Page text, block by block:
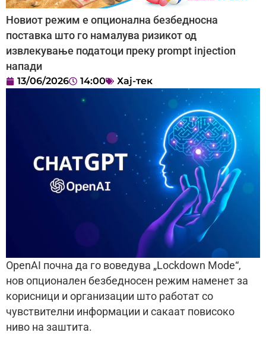
Новиот режим е опционална безбедносна
поставка што го намалува ризикот од
извлекување податоци преку prompt injection
напади
13/06/2026 14:00 Хај-тек
OpenAI почна да го воведува „Lockdown Mode“,
нов опционален безбедносен режим наменет за
корисници и организации што работат со
чувствителни информации и сакаат повисоко
ниво на заштита.